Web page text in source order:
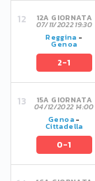
12A GIORNATA
07/11/2022 19:30
Reggina -
Genoa
2-1
15A GIORNATA
04/12/2022 14:00
Genoa-
Cittadella
0-1